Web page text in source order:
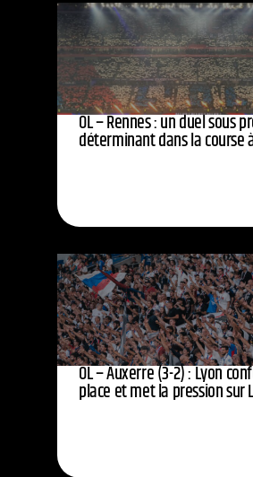
OL – Rennes : un duel sous
déterminant dans la course
OL – Auxerre (3-2) : Lyon
place et met la pression sur